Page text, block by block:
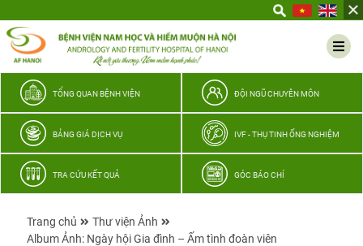
thương
TỔNG QUAN BỆNH VIỆN ĐỘI NGŨ CHUYÊN MÔN
BẢNG GIÁ DỊCH VỤ IVF - THỤ TINH ỐNG NGHIỆM
TRA CỨU KẾT QUẢ GÓC BÁO CHÍ
Trang chủ
Thư viện Ảnh
Album Ảnh: Ngày hội Gia đình – Ấm tình đoàn viên